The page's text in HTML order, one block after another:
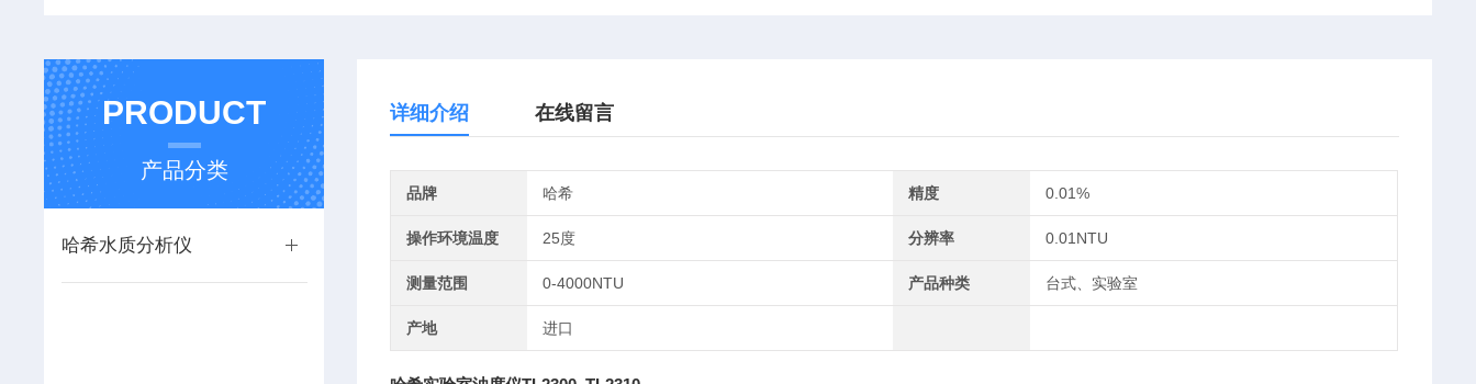
PRODUCT
产品分类
哈希水质分析仪
详细介绍 在线留言
品牌 哈希 精度 0.01%
操作环境温度 25度 分辨率 0.01NTU
测量范围 0-4000NTU 产品种类 台式、实验室
产地 进口